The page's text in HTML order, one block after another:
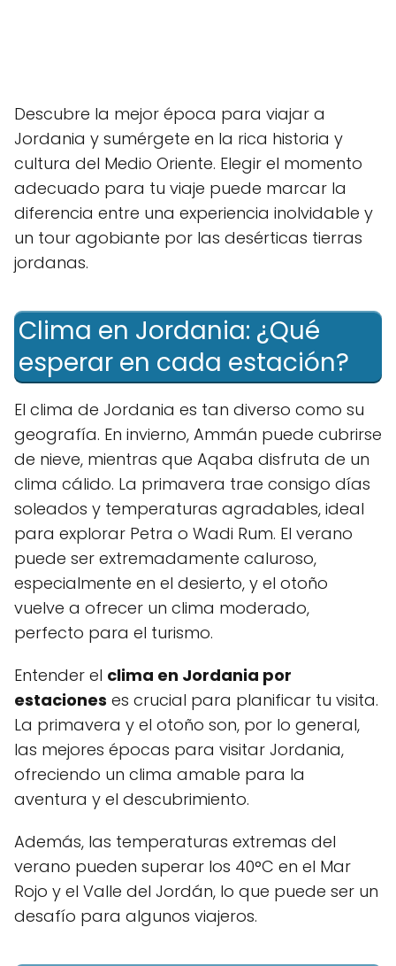
Descubre la mejor época para viajar a
Jordania y sumérgete en la rica historia y
cultura del Medio Oriente. Elegir el momento
adecuado para tu viaje puede marcar la
diferencia entre una experiencia inolvidable y
un tour agobiante por las desérticas tierras
jordanas.
Clima en Jordania: ¿Qué
esperar en cada estación?
El clima de Jordania es tan diverso como su
geografía. En invierno, Ammán puede cubrirse
de nieve, mientras que Aqaba disfruta de un
clima cálido. La primavera trae consigo días
soleados y temperaturas agradables, ideal
para explorar Petra o Wadi Rum. El verano
puede ser extremadamente caluroso,
especialmente en el desierto, y el otoño
vuelve a ofrecer un clima moderado,
perfecto para el turismo.
Entender el clima en Jordania por
estaciones es crucial para planificar tu visita.
La primavera y el otoño son, por lo general,
las mejores épocas para visitar Jordania,
ofreciendo un clima amable para la
aventura y el descubrimiento.
Además, las temperaturas extremas del
verano pueden superar los 40°C en el Mar
Rojo y el Valle del Jordán, lo que puede ser un
desafío para algunos viajeros.